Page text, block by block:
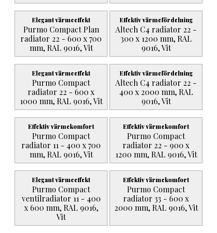
Elegant värmeeffekt
Purmo Compact Plan
radiator 22 - 600 x 700
mm, RAL 9016, Vit
Effektiv värmefördelning
Altech C4 radiator 22 -
300 x 1200 mm, RAL
9016, Vit
Elegant värmeeffekt
Purmo Compact
radiator 22 - 600 x
1000 mm, RAL 9016, Vit
Effektiv värmefördelning
Altech C4 radiator 22 -
400 x 2000 mm, RAL
9016, Vit
Effektiv värmekomfort
Purmo Compact
radiator 11 - 400 x 700
mm, RAL 9016, Vit
Effektiv värmekomfort
Purmo Compact
radiator 22 - 900 x
1200 mm, RAL 9016, Vit
Elegant värmeeffekt
Purmo Compact
ventilradiator 11 - 400
x 600 mm, RAL 9016,
Vit
Effektiv värmekomfort
Purmo Compact
radiator 33 - 600 x
2000 mm, RAL 9016, Vit